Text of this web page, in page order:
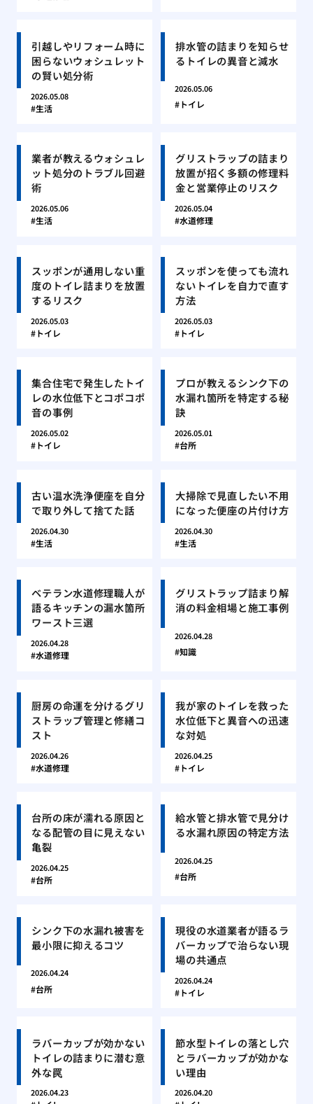
引越しやリフォーム時に
困らないウォシュレット
の賢い処分術
2026.05.08
生活
排水管の詰まりを知らせ
るトイレの異音と減水
2026.05.06
トイレ
業者が教えるウォシュレ
ット処分のトラブル回避
術
2026.05.06
生活
グリストラップの詰まり
放置が招く多額の修理料
金と営業停止のリスク
2026.05.04
水道修理
スッポンが通用しない重
度のトイレ詰まりを放置
するリスク
2026.05.03
トイレ
スッポンを使っても流れ
ないトイレを自力で直す
方法
2026.05.03
トイレ
集合住宅で発生したトイ
レの水位低下とコポコポ
音の事例
2026.05.02
トイレ
プロが教えるシンク下の
水漏れ箇所を特定する秘
訣
2026.05.01
台所
古い温水洗浄便座を自分
で取り外して捨てた話
2026.04.30
生活
大掃除で見直したい不用
になった便座の片付け方
2026.04.30
生活
ベテラン水道修理職人が
語るキッチンの漏水箇所
ワースト三選
2026.04.28
水道修理
グリストラップ詰まり解
消の料金相場と施工事例
2026.04.28
知識
厨房の命運を分けるグリ
ストラップ管理と修繕コ
スト
2026.04.26
水道修理
我が家のトイレを救った
水位低下と異音への迅速
な対処
2026.04.25
トイレ
台所の床が濡れる原因と
なる配管の目に見えない
亀裂
2026.04.25
台所
給水管と排水管で見分け
る水漏れ原因の特定方法
2026.04.25
台所
シンク下の水漏れ被害を
最小限に抑えるコツ
2026.04.24
台所
現役の水道業者が語るラ
バーカップで治らない現
場の共通点
2026.04.24
トイレ
ラバーカップが効かない
トイレの詰まりに潜む意
外な罠
2026.04.23
節水型トイレの落とし穴
とラバーカップが効かな
い理由
2026.04.20